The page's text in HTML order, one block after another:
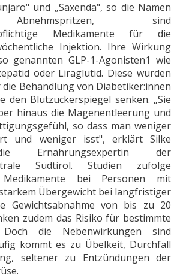
und „Saxenda", so die Namen
sind
Medikamente für die
Injektion. Ihre Wirkung
genannten GLP-1-Agonisten1 wie
oder Liraglutid. Diese wurden
Behandlung von Diabetiker:innen
den Blutzuckerspiegel senken. „Sie
hinaus die Magenentleerung und
so dass man weniger
und weniger isst", erklärt Silke
Ernährungsexpertin der
Südtirol. Studien zufolge
bei Personen mit
Übergewicht bei langfristiger
Gewichtsabnahme von bis zu 20
zudem das Risiko für bestimmte
Doch die Nebenwirkungen sind
kommt es zu Übelkeit, Durchfall
seltener zu Entzündungen der